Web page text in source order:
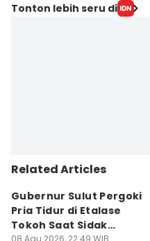
Tonton lebih seru di
Related Articles
Gubernur Sulut Pergoki
Pria Tidur di Etalase
Tokoh Saat Sidak
08 Agu 2026, 22:49 WIB